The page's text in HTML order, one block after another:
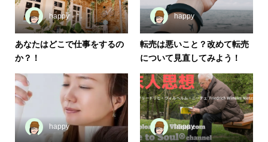
happy
あなたはどこで仕事をするの
か？！
happy
転売は悪いこと？改めて転売
について見直してみよう！
happy happy